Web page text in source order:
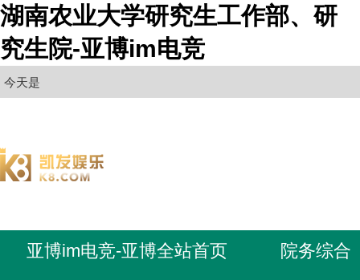
湖南农业大学研究生工作部、研
究生院-亚博im电竞
今天是
亚博im电竞-亚博全站首页 院务综合